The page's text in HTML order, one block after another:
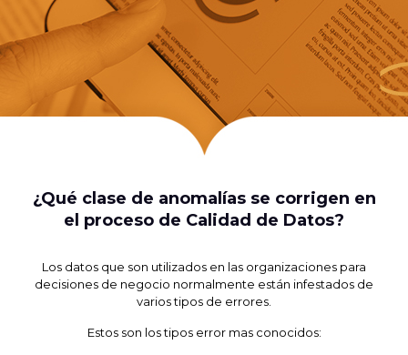
¿Qué clase de anomalías se corrigen en
el proceso de Calidad de Datos?
Los datos que son utilizados en las organizaciones para
decisiones de negocio normalmente están infestados de
varios tipos de errores.
Estos son los tipos error mas conocidos: